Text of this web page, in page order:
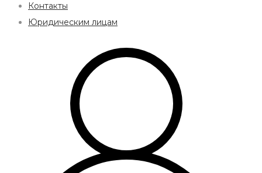
Контакты
Юридическим лицам